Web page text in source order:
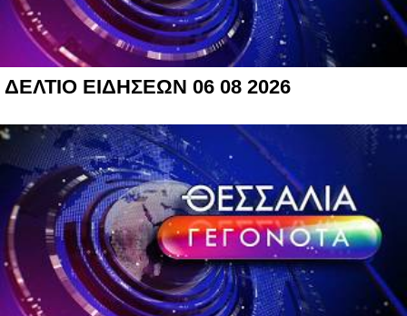
ΔΕΛΤΙΟ ΕΙΔΗΣΕΩΝ 06 08 2026